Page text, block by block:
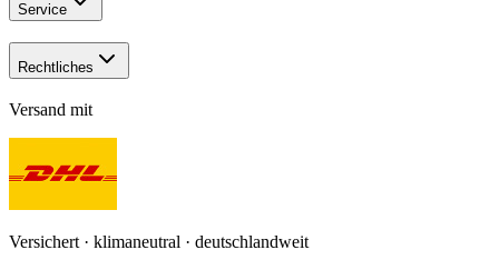
Service
Rechtliches
Versand mit
Versichert · klimaneutral · deutschlandweit